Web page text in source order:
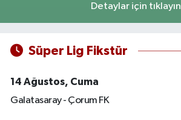
Detaylar için tıklayın
Süper Lig Fikstür
14 Ağustos, Cuma
Galatasaray - Çorum FK